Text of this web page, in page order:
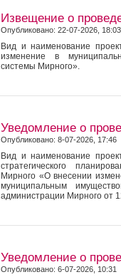
Извещение о
Опубликовано: 22-07-2026, 18:03
Вид и наименование
изменение в
системы Мирного».
Уведомление о
Опубликовано: 8-07-2026, 17:46
Вид и наименование
стратегического
Мирного «О внесении
муниципальным
администрации Мирного от
Уведомление о
Опубликовано: 6-07-2026, 10:31